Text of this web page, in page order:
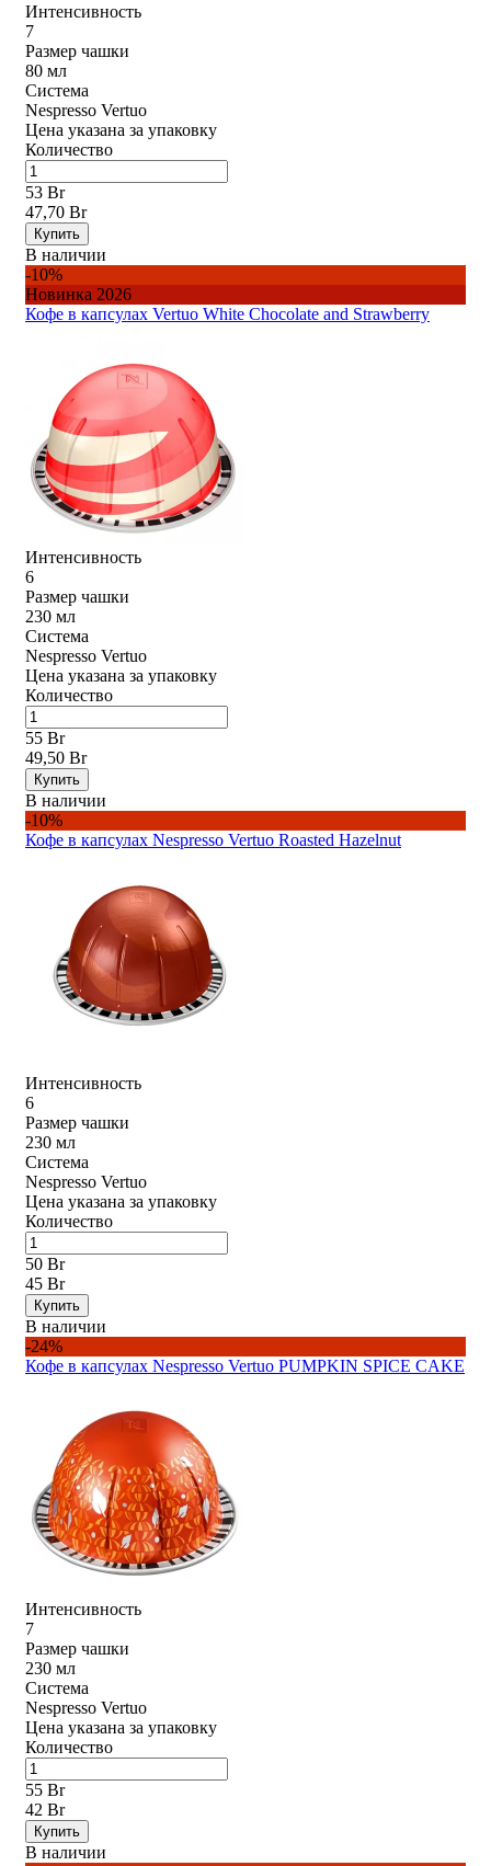
Интенсивность
7
Размер чашки
80 мл
Система
Nespresso Vertuo
Цена указана за упаковку
Количество
53 Br
47,70 Br
Купить
В наличии
-10%
Новинка 2026
Кофе в капсулах Vertuo White Chocolate and Strawberry
Интенсивность
6
Размер чашки
230 мл
Система
Nespresso Vertuo
Цена указана за упаковку
Количество
55 Br
49,50 Br
Купить
В наличии
-10%
Кофе в капсулах Nespresso Vertuo Roasted Hazelnut
Интенсивность
6
Размер чашки
230 мл
Система
Nespresso Vertuo
Цена указана за упаковку
Количество
50 Br
45 Br
Купить
В наличии
-24%
Кофе в капсулах Nespresso Vertuo PUMPKIN SPICE CAKE
Интенсивность
7
Размер чашки
230 мл
Система
Nespresso Vertuo
Цена указана за упаковку
Количество
55 Br
42 Br
Купить
В наличии